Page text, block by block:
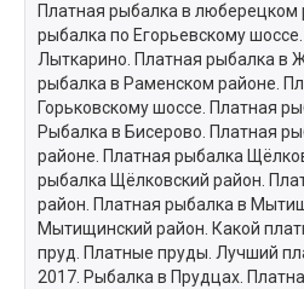
Платная рыбалка в люберецком
рыбалка по Егорьевскому
Лыткарино. Платная рыбалка в
рыбалка в Раменском районе.
Горьковскому шоссе. Платная
Рыбалка в Бисерово. Платная
районе. Платная рыбалка
рыбалка Щёлковский район.
район. Платная рыбалка в
Мытищинский район. Какой
пруд. Платные пруды. Лучший
2017. Рыбалка в Прудцах.